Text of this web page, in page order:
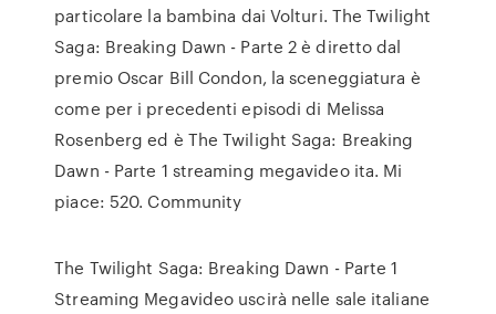
particolare la bambina dai Volturi. The Twilight
Saga: Breaking Dawn - Parte 2 è diretto dal
premio Oscar Bill Condon, la sceneggiatura è
come per i precedenti episodi di Melissa
Rosenberg ed è The Twilight Saga: Breaking
Dawn - Parte 1 streaming megavideo ita. Mi
piace: 520. Community
The Twilight Saga: Breaking Dawn - Parte 1
Streaming Megavideo uscirà nelle sale italiane